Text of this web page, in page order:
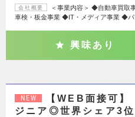
会社概要
＜事業内容＞ ◆自動車買取
車検・板金事業 ◆IT・メディア事業 ◆
興味あり
NEW
【WEB面接可】
ジニア◎世界シェア3